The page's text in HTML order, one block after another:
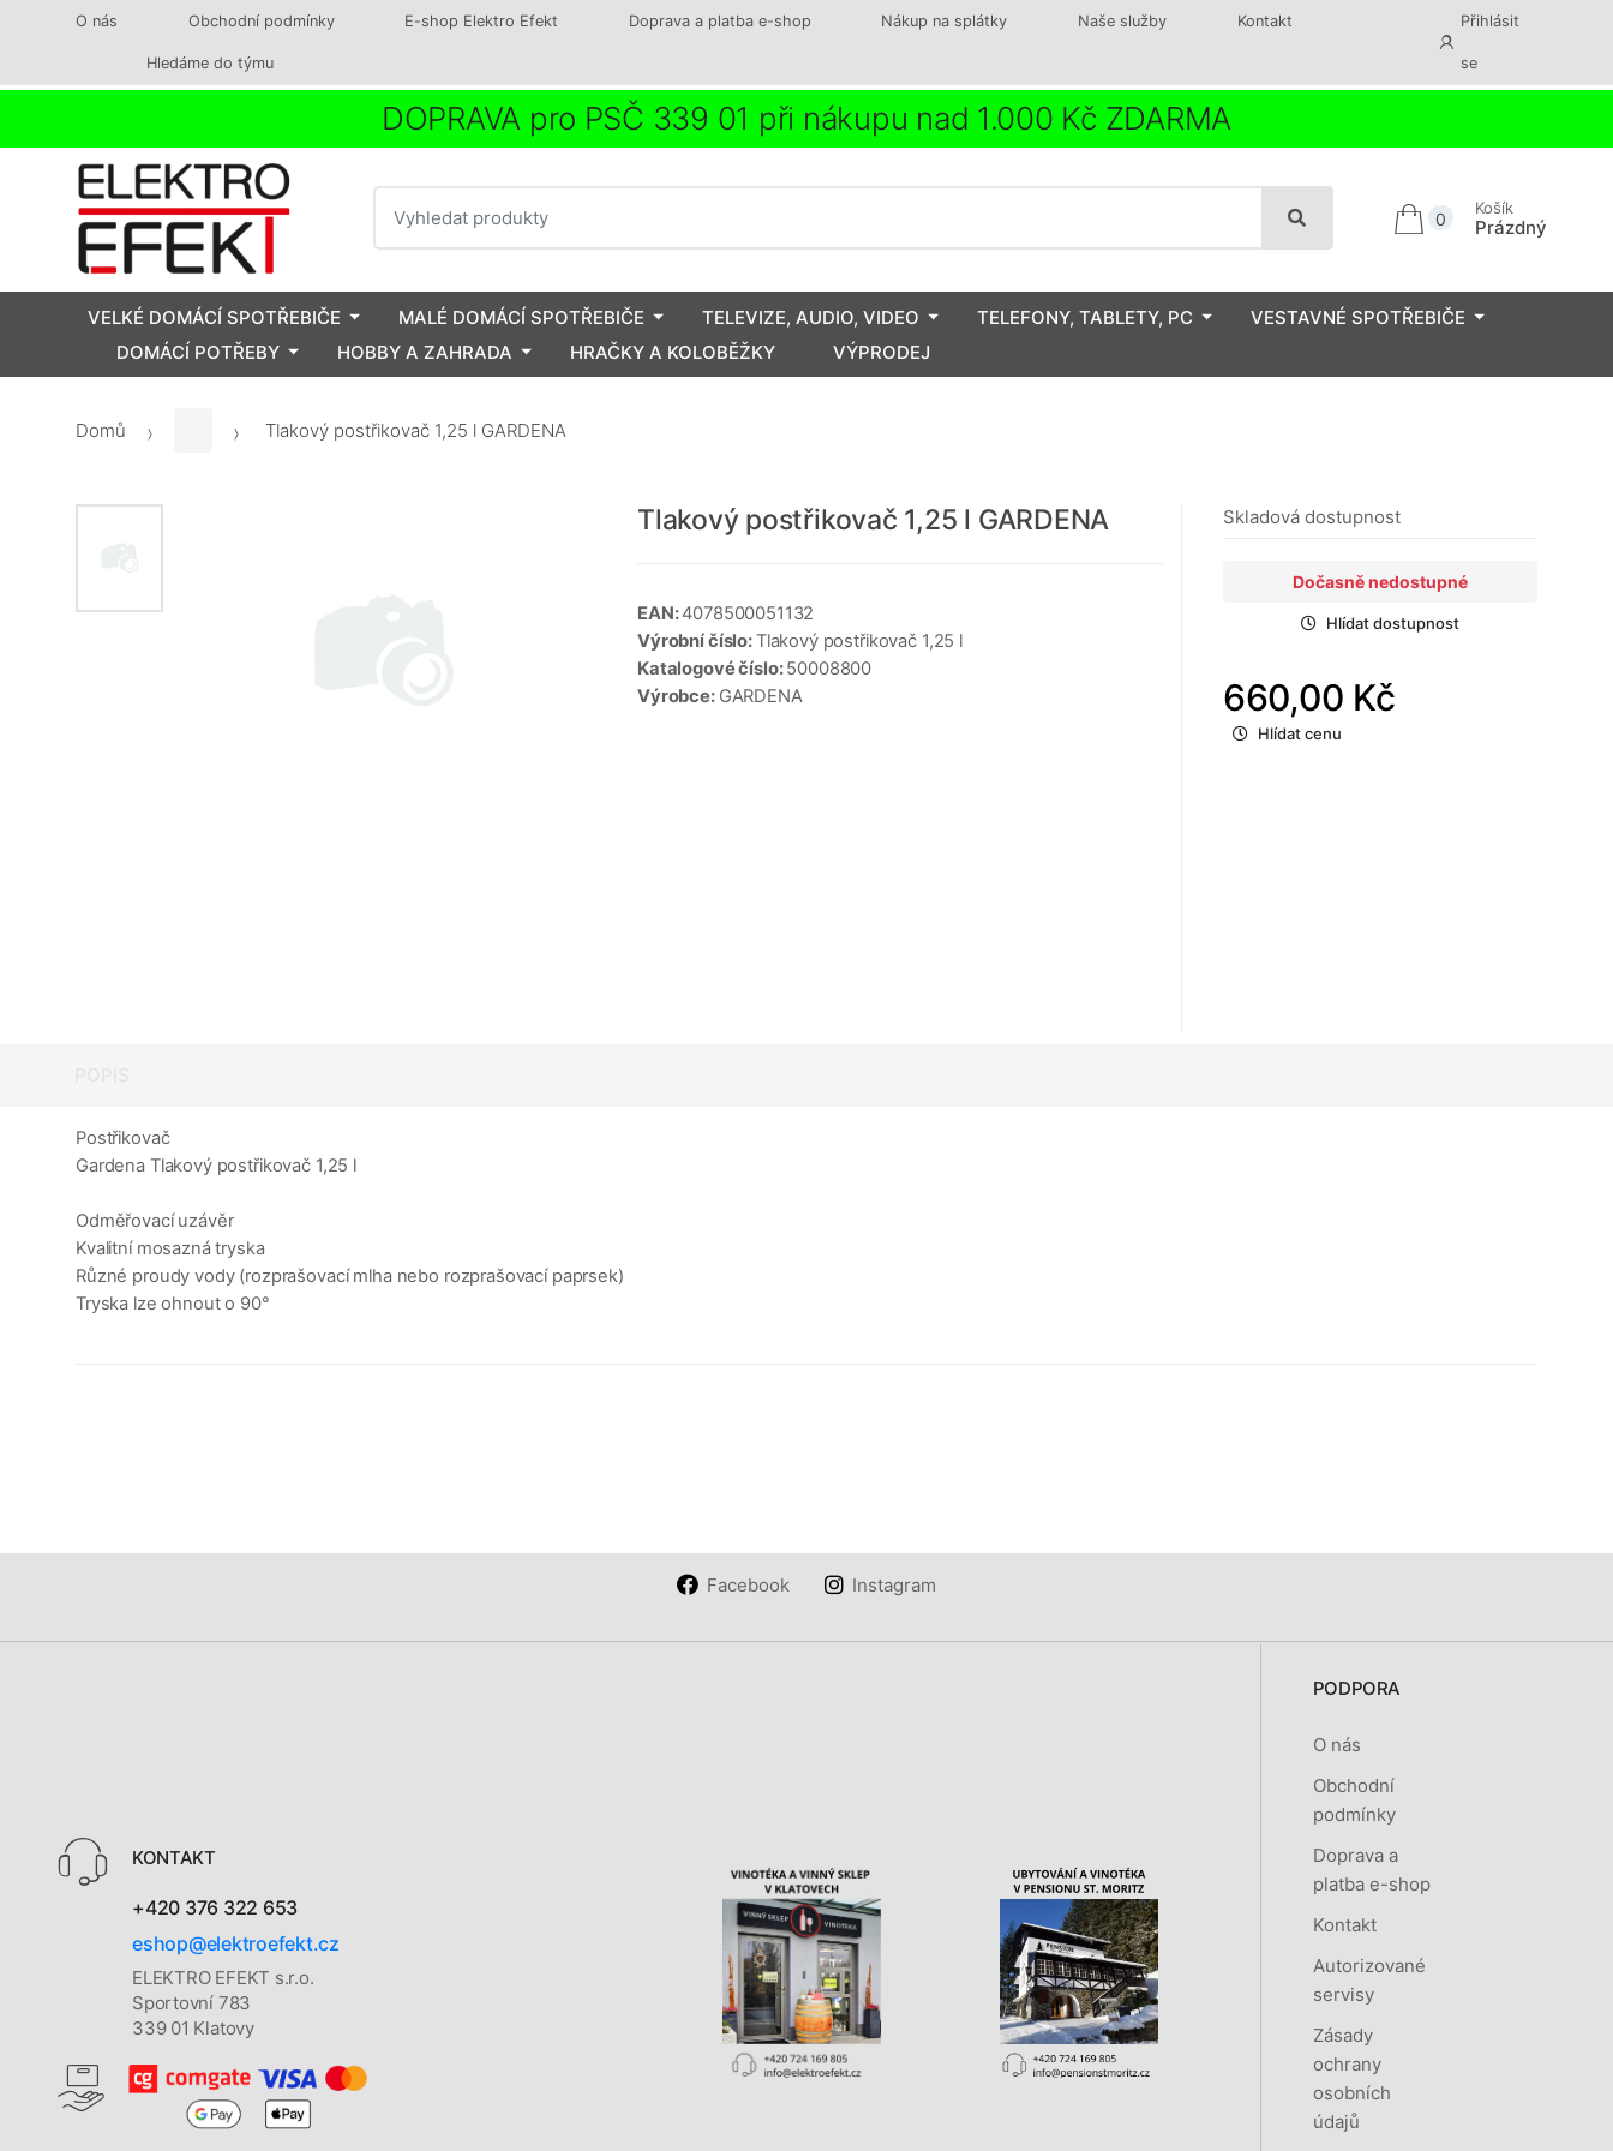
O nás Obchodní podmínky E-shop Elektro Efekt Doprava a platba e-shop Nákup na splátky Naše služby Kontakt
Hledáme do týmu
Přihlásit
se
DOPRAVA pro PSČ 339 01 při nákupu nad 1.000 Kč ZDARMA
0
Košík
Prázdný
VELKÉ DOMÁCÍ SPOTŘEBIČE MALÉ DOMÁCÍ SPOTŘEBIČE TELEVIZE, AUDIO, VIDEO TELEFONY, TABLETY, PC
VESTAVNÉ SPOTŘEBIČE
DOMÁCÍ POTŘEBY
HOBBY A ZAHRADA HRAČKY A KOLOBĚŽKY VÝPRODEJ
Domů Tlakový postřikovač 1,25 l GARDENA
Tlakový postřikovač 1,25 l GARDENA
EAN:4078500051132
Výrobní číslo:Tlakový postřikovač 1,25 l
Katalogové číslo:50008800
Výrobce: GARDENA
Skladová dostupnost
Dočasně nedostupné
Hlídat dostupnost
660,00 Kč
Hlídat cenu
Postřikovač
Gardena Tlakový postřikovač 1,25 l
Odměřovací uzávěr
Kvalitní mosazná tryska
Různé proudy vody (rozprašovací mlha nebo rozprašovací paprsek)
Tryska lze ohnout o 90°
Facebook Instagram
KONTAKT
+420 376 322 653
eshop@elektroefekt.cz
ELEKTRO EFEKT s.r.o.
Sportovní 783
339 01 Klatovy
PODPORA
O nás
Obchodní
podmínky
Doprava a
platba e-shop
Kontakt
Autorizované
servisy
Zásady
ochrany
osobních
údajů